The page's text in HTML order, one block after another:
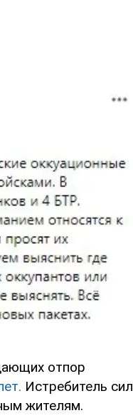
отпор
Истребитель сил
жителям.